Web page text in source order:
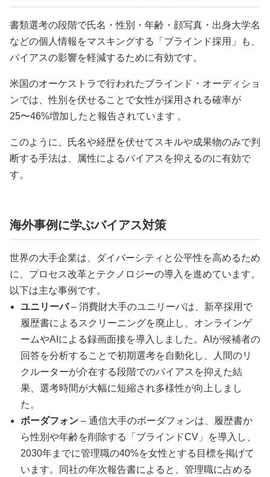
書類選考の段階で氏名・性別・年齢・顔写真・出身大学名
などの個人情報をマスキングする「ブラインド採用」も、
バイアスの影響を軽減するために有効です。
米国のオーケストラで行われたブラインド・オーディショ
ンでは、性別を伏せることで女性が採用される確率が
25〜46%増加したと報告されています 。
このように、氏名や経歴を伏せてスキルや成果物のみで判
断する手法は、属性によるバイアスを抑えるのに有効で
す。
海外事例に学ぶバイアス対策
世界の大手企業は、ダイバーシティと公平性を高めるため
に、プロセス改革とテクノロジーの導入を進めています。
以下は主な事例です。
ユニリーバ– 消費財大手のユニリーバは、新卒採用で
履歴書によるスクリーニングを廃止し、オンラインゲ
ームやAIによる録画面接を導入しました。AIが候補者の
回答を分析することで初期選考を自動化し、人間のリ
クルーターが介在する段階でのバイアスを抑えた結
果、選考時間が大幅に短縮され多様性が向上しまし
た。
ボーダフォン – 通信大手のボーダフォンは、履歴書か
ら性別や年齢を削除する「ブラインドCV」を導入し、
2030年までに管理職の40%を女性とする目標を掲げて
います。同社の年次報告書によると、管理職に占める